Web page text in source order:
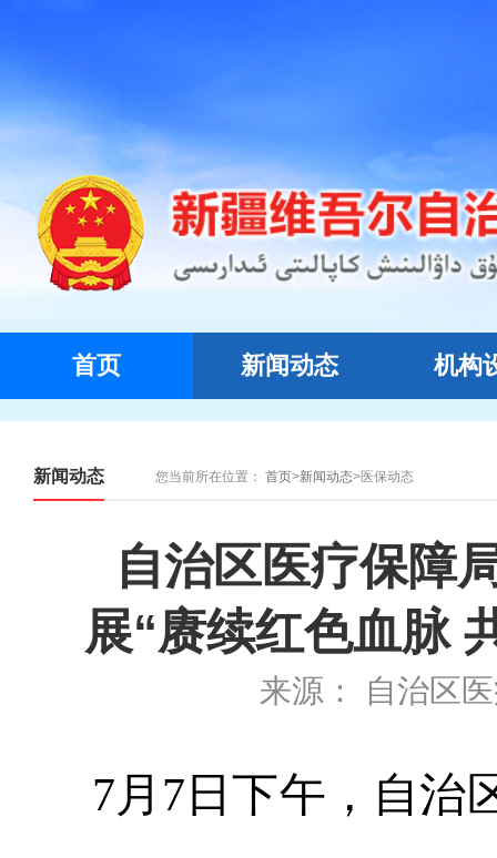
首页 新闻动态 机构
新闻动态 您当前所在位置： 首页>新闻动态>医保动态
自治区医疗保障
展“赓续红色血脉
来源： 自治区
7月 7 日下午，自治